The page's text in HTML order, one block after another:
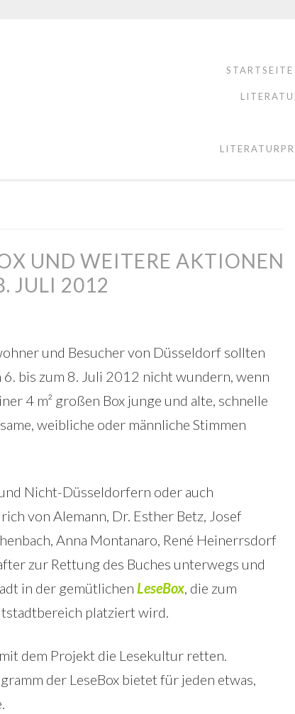
STARTSEITE
UND WEITERE AKTIONEN
JULI 2012
und Besucher von Düsseldorf sollten
6. bis zum 8. Juli 2012 nicht wundern, wenn
4 m² großen Box junge und alte, schnelle
weibliche oder männliche Stimmen
Nicht-Düsseldorfern oder auch
von Alemann, Dr. Esther Betz, Josef
Anna Montanaro, René Heinerrsdorf
zur Rettung des Buches unterwegs und
in der gemütlichen LeseBox, die zum
platziert wird.
dem Projekt die Lesekultur retten.
der LeseBox bietet für jeden etwas,